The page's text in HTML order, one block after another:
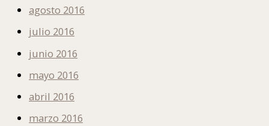
agosto 2016
julio 2016
junio 2016
mayo 2016
abril 2016
marzo 2016